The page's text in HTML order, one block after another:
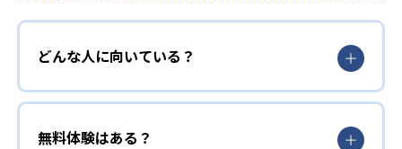
どんな人に向いている？
無料体験はある？